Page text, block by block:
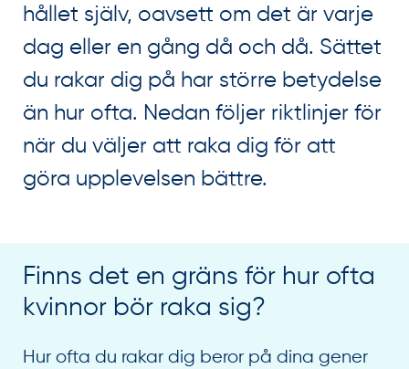
hållet själv, oavsett om det är varje
dag eller en gång då och då. Sättet
du rakar dig på har större betydelse
än hur ofta. Nedan följer riktlinjer för
när du väljer att raka dig för att
göra upplevelsen bättre.
Finns det en gräns för hur ofta
kvinnor bör raka sig?
Hur ofta du rakar dig beror på dina gener